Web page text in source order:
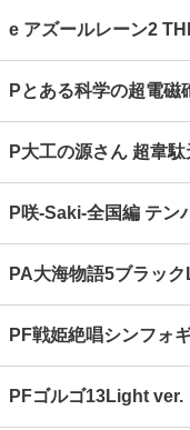
e アズールレーン2
Pとある科学の超電磁
P大工の源さん 超韋
P咲‐Saki‐全国編 テン
PA大海物語5ブラッ
PF戦姫絶唱シンフォ
PFゴルゴ13Light ver.